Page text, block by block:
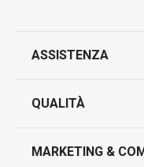
ASSISTENZA
contatti
QUALITÀ
MARKETING &